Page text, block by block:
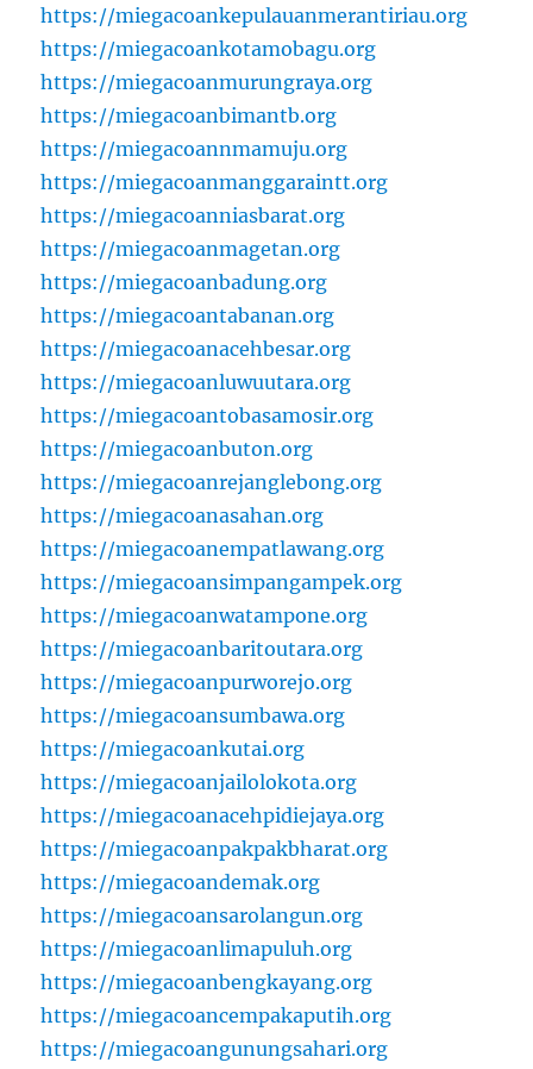
https://miegacoankepulauanmerantiriau.org
https://miegacoankotamobagu.org
https://miegacoanmurungraya.org
https://miegacoanbimantb.org
https://miegacoannmamuju.org
https://miegacoanmanggaraintt.org
https://miegacoanniasbarat.org
https://miegacoanmagetan.org
https://miegacoanbadung.org
https://miegacoantabanan.org
https://miegacoanacehbesar.org
https://miegacoanluwuutara.org
https://miegacoantobasamosir.org
https://miegacoanbuton.org
https://miegacoanrejanglebong.org
https://miegacoanasahan.org
https://miegacoanempatlawang.org
https://miegacoansimpangampek.org
https://miegacoanwatampone.org
https://miegacoanbaritoutara.org
https://miegacoanpurworejo.org
https://miegacoansumbawa.org
https://miegacoankutai.org
https://miegacoanjailolokota.org
https://miegacoanacehpidiejaya.org
https://miegacoanpakpakbharat.org
https://miegacoandemak.org
https://miegacoansarolangun.org
https://miegacoanlimapuluh.org
https://miegacoanbengkayang.org
https://miegacoancempakaputih.org
https://miegacoangunungsahari.org